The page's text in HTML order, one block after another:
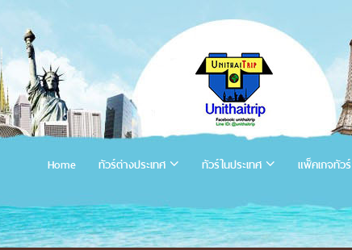
Home ทัวร์ต่างประเทศ ทัวร์ในประเทศ แพ็คเกจทัวร์